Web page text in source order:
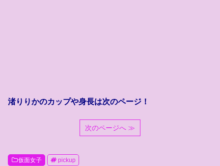
渚りりかのカップや身長は次のページ！
次のページへ ≫
仮面女子 pickup